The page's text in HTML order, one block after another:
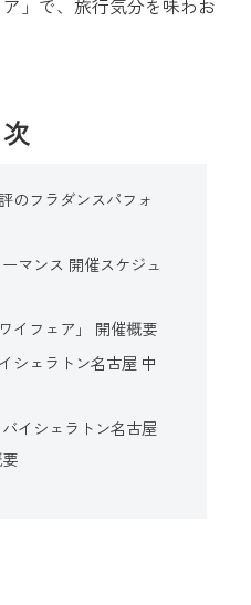
」で、旅行気分を味わお
のフラダンスパフォ
マンス 開催スケジュ
イフェア」 開催概要
シェラトン名古屋 中
バイシェラトン名古屋